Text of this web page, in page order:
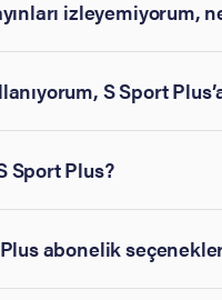
izleyemiyorum,
S Sport
Sport Plus?
abonelik